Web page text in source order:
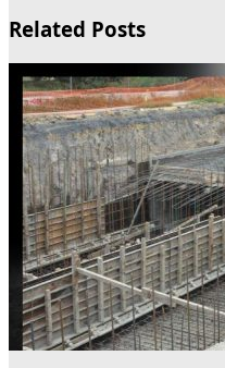
Related Posts